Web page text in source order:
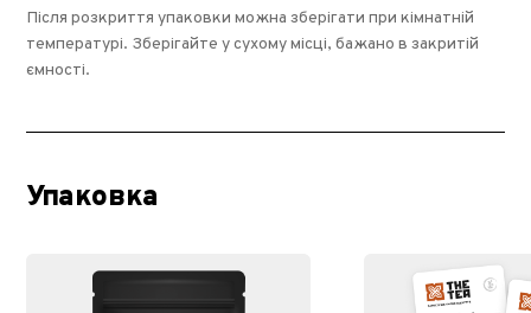
Після розкриття упаковки можна зберігати при кімнатній
температурі. Зберігайте у сухому місці, бажано в закритій
ємності.
Упаковка